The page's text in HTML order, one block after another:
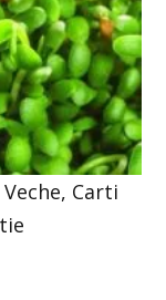
Veche, Carti